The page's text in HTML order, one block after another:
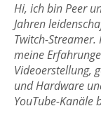
Hi, ich bin Peer
Jahren
Twitch-
meine
Videoerstellung,
und Hardware
YouTube-Kanäle